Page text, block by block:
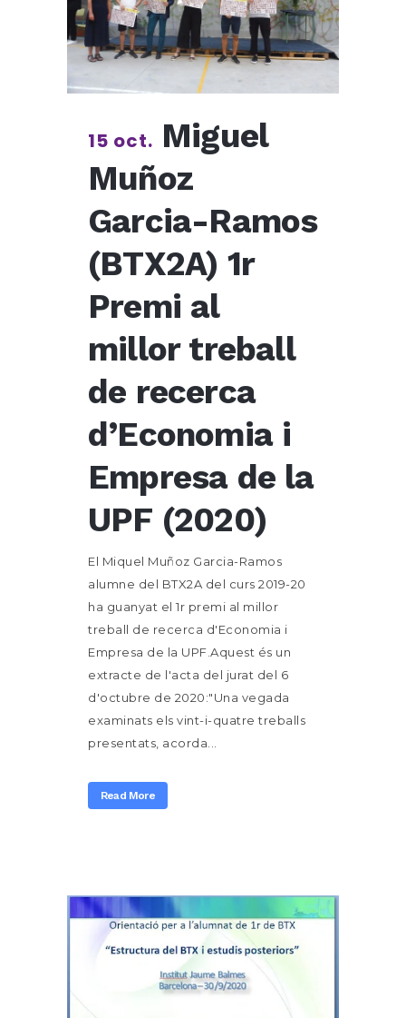
15 oct. Miguel
Muñoz
Garcia-Ramos
(BTX2A) 1r
Premi al
millor treball
de recerca
d’Economia i
Empresa de la
UPF (2020)
El Miquel Muñoz Garcia-Ramos
alumne del BTX2A del curs 2019-20
ha guanyat el 1r premi al millor
treball de recerca d'Economia i
Empresa de la UPF.Aquest és un
extracte de l'acta del jurat del 6
d'octubre de 2020:"Una vegada
examinats els vint-i-quatre treballs
presentats, acorda...
Read More